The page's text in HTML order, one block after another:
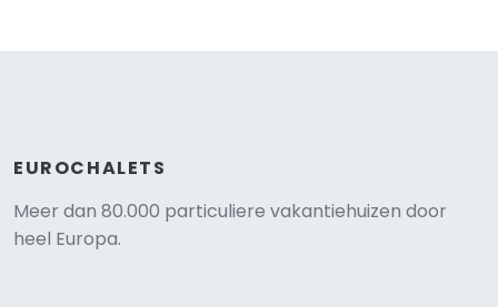
EUROCHALETS
Meer dan 80.000 particuliere vakantiehuizen door
heel Europa.